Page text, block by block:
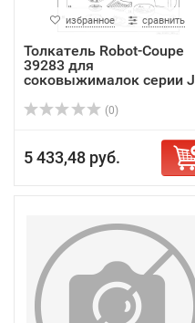
избранное сравнить
Толкатель Robot-Coupe
39283 для
соковыжималок серии J
(0)
5 433,48 руб.